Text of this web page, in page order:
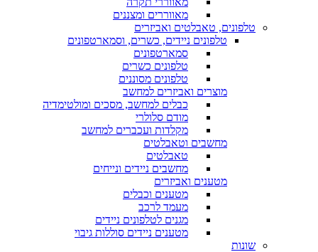
מאווררים ומצננים
טלפונים, טאבלטים ואביזרים
טלפונים ניידים, כשרים, וסמארטפונים
סמארטפונים
טלפונים כשרים
טלפונים מסוננים
מוצרים ואביזרים למחשב
כבלים למחשב, מסכים ומולטימדיה
מודם סלולרי
מקלדות ועכברים למחשב
מחשבים וטאבלטים
טאבלטים
מחשבים ניידים ונייחים
מטענים ואביזרים
מטענים וכבלים
מעמד לרכב
מגנים לטלפונים ניידים
מטענים ניידים סוללות גיבוי
שונות